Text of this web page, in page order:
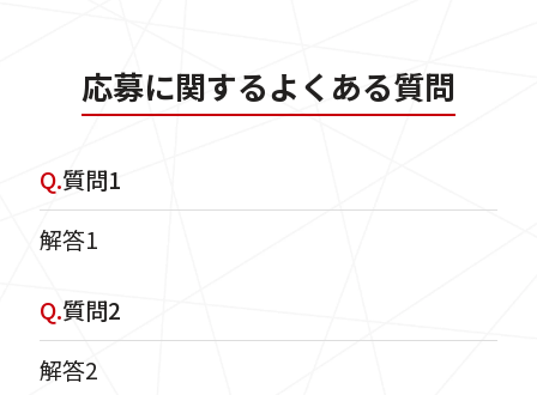
応募に関するよくある質問
Q.質問1
解答1
Q.質問2
解答2